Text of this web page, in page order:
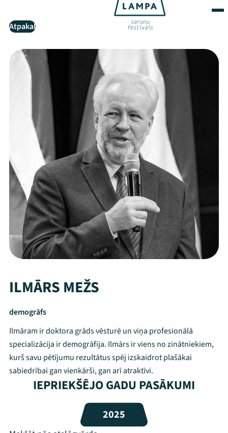
Mana programma
Festivāls
Atpakaļ
ILMĀRS MEŽS
demogrāfs
Ilmāram ir doktora grāds vēsturē un viņa profesionālā
specializācija ir demogrāfija. Ilmārs ir viens no zinātniekiem,
kurš savu pētījumu rezultātus spēj izskaidrot plašākai
sabiedrībai gan vienkārši, gan arī atraktīvi.
IEPRIEKŠĒJO GADU PASĀKUMI
2025